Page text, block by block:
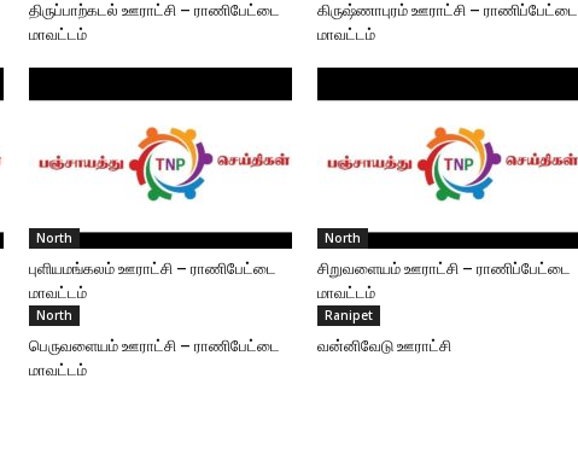
திருப்பாற்கடல் ஊராட்சி – ராணிபேட்டை
மாவட்டம்
கிருஷ்ணாபுரம் ஊராட்சி – ராணிப்பேட்டை
மாவட்டம்
North
புளியமங்கலம் ஊராட்சி – ராணிபேட்டை
மாவட்டம்
North
சிறுவளையம் ஊராட்சி – ராணிப்பேட்டை
மாவட்டம்
North
பெருவளையம் ஊராட்சி – ராணிபேட்டை
மாவட்டம்
Ranipet
வன்னிவேடு ஊராட்சி